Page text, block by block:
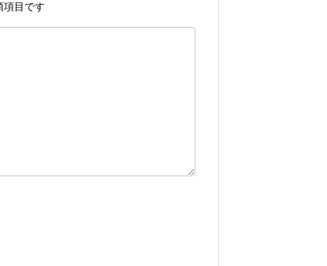
項目です